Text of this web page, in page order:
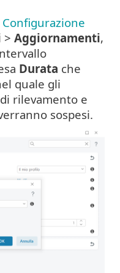
Configurazione
> Aggiornamenti,
Durata che
quale gli
rilevamento e
sospesi.